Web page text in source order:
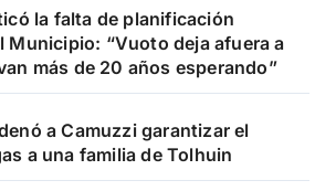
la falta de planificación
Municipio: “Vuoto deja afuera a
más de 20 años esperando”
a Camuzzi garantizar el
a una familia de Tolhuin